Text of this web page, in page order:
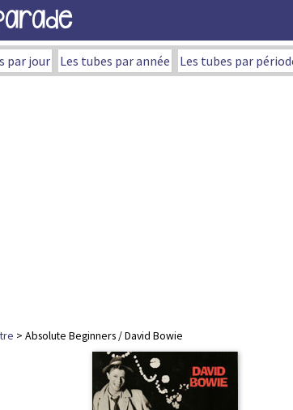
par jour Les tubes par année Les tubes par
> Absolute Beginners / David Bowie